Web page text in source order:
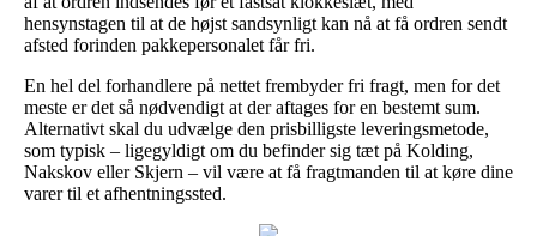
hensynstagen til at de højst sandsynligt kan nå at få ordren sendt
afsted forinden pakkepersonalet får fri.
En hel del forhandlere på nettet frembyder fri fragt, men for det
meste er det så nødvendigt at der aftages for en bestemt sum.
Alternativt skal du udvælge den prisbilligste leveringsmetode,
som typisk – ligegyldigt om du befinder sig tæt på Kolding,
Nakskov eller Skjern – vil være at få fragtmanden til at køre dine
varer til et afhentningssted.